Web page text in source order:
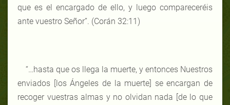
que es el encargado de ello, y luego compareceréis
ante vuestro Señor”. (Corán 32:11)
“…hasta que os llega la muerte, y entonces Nuestros
enviados [los Ángeles de la muerte] se encargan de
recoger vuestras almas y no olvidan nada [de lo que